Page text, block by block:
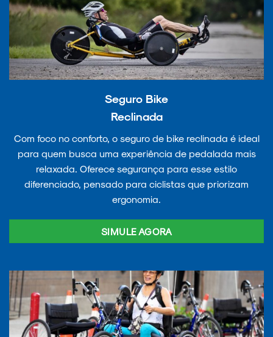
Seguro Bike
Reclinada
Com foco no conforto, o seguro de bike reclinada é ideal
para quem busca uma experiência de pedalada mais
relaxada. Oferece segurança para esse estilo
diferenciado, pensado para ciclistas que priorizam
ergonomia.
SIMULE AGORA